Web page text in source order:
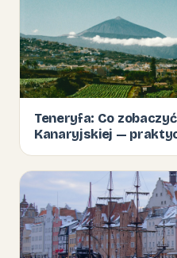
Teneryfa: Co
Kanaryjskiej —